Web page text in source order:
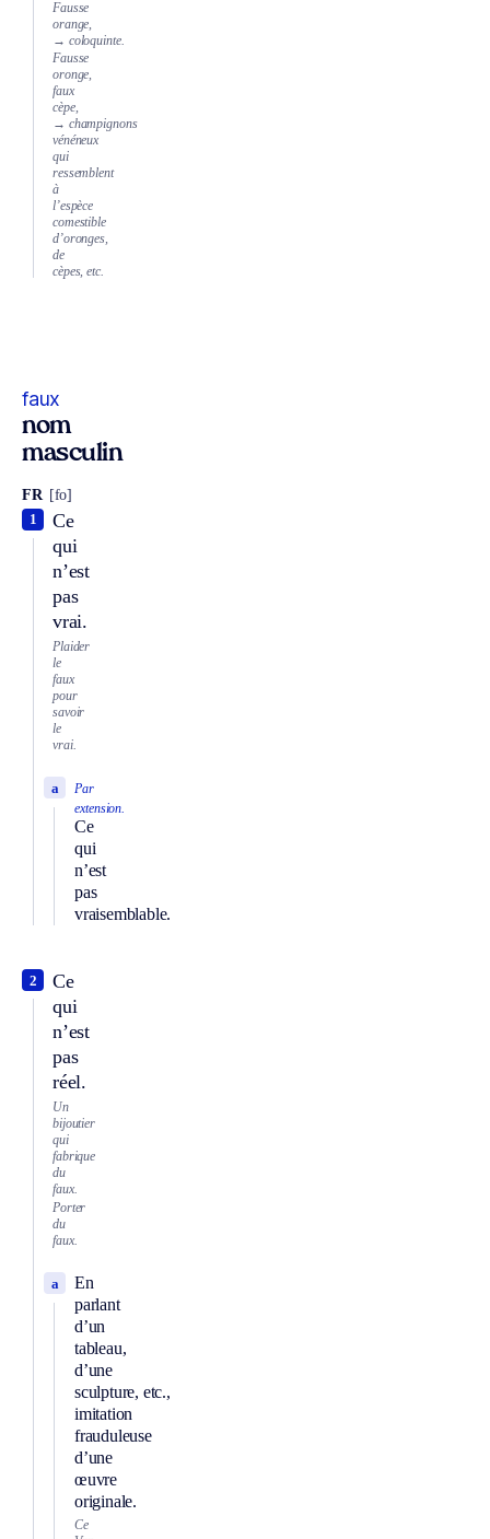
Fausse
orange,
→ coloquinte.
Fausse
oronge,
faux
cèpe,
→ champignons
vénéneux
qui
ressemblent
à
l’espèce
comestible
d’oronges,
de
cèpes, etc.
faux
nom
masculin
FR [fo]
Ce
qui
n’est
pas
vrai.
1
Plaider
le
faux
pour
savoir
le
vrai.
Par
extension.
Ce
qui
n’est
pas
vraisemblable.
a
Ce
qui
n’est
pas
réel.
2
Un
bijoutier
qui
fabrique
du
faux.
Porter
du
faux.
En
parlant
d’un
tableau,
d’une
sculpture, etc.,
imitation
frauduleuse
d’une
œuvre
originale.
a
Ce